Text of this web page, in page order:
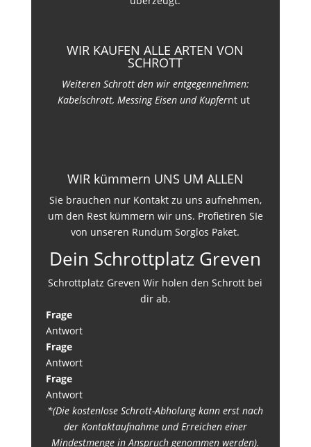
WIR KAUFEN ALLE ARTEN VON
SCHROTT
Weiteren Schrott den wir entgegennehmen:
Kabelschrott, Messing Eisen und Kupfernt ut
WIR kümmern UNS UM ALLEN
Sie brauchen nur Kontakt zu uns aufnehmen,
um den Rest kümmern wir uns. Profietiren SIe
von unseren Rundum Sorglos Paket.
Dein Schrottplatz Greven
Schrottplatz Greven Wir holen den Schrott bei
dir ab.
Frage
Antwort
Frage
Antwort
Frage
Antwort
*(Die kostenlose Schrott-Abholung kann erst nach
der Kontaktaufnahme und Erreichen einer
Mindestmenge in Anspruch genommen werden).